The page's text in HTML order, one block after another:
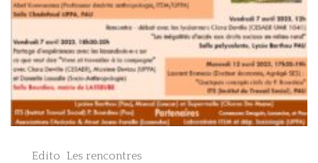
Edito Les rencontres